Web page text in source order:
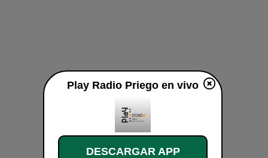
Play Radio Priego en vivo
DESCARGAR APP